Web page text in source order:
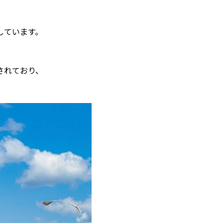
います。
ており、